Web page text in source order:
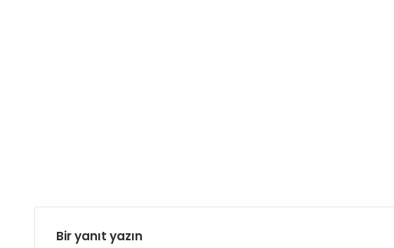
Bir yanıt yazın